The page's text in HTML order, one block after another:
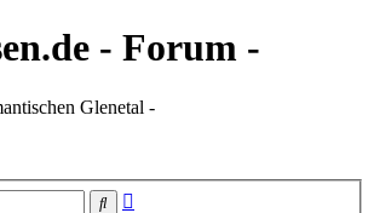
- Forum -
Glenetal -
Suche